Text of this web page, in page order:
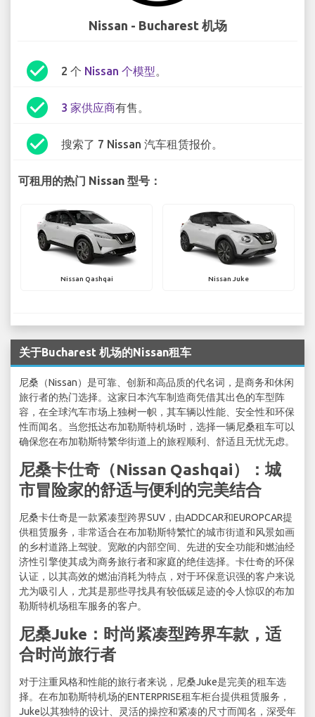
Nissan - Bucharest 机场
check_circle 2 个 Nissan 个模型。
check_circle 3 家供应商有售。
check_circle 搜索了 7 Nissan 汽车租赁报价。
可租用的热门 Nissan 型号：
Nissan Qashqai Nissan Juke
关于Bucharest 机场的Nissan租车
尼桑（Nissan）是可靠、创新和高品质的代名词，是商务和休闲
旅行者的热门选择。这家日本汽车制造商凭借其出色的车型阵
容，在全球汽车市场上独树一帜，其车辆以性能、安全性和环保
性而闻名。当您抵达布加勒斯特机场时，选择一辆尼桑租车可以
确保您在布加勒斯特繁华街道上的旅程顺利、舒适且无忧无虑。
尼桑卡仕奇（Nissan Qashqai）：城
市冒险家的舒适与便利的完美结合
尼桑卡仕奇是一款紧凑型跨界SUV，由ADDCAR和EUROPCAR提
供租赁服务，非常适合在布加勒斯特繁忙的城市街道和风景如画
的乡村道路上驾驶。宽敞的内部空间、先进的安全功能和燃油经
济性引擎使其成为商务旅行者和家庭的绝佳选择。卡仕奇的环保
认证，以其高效的燃油消耗为特点，对于环保意识强的客户来说
尤为吸引人，尤其是那些寻找具有较低碳足迹的令人惊叹的布加
勒斯特机场租车服务的客户。
尼桑Juke：时尚紧凑型跨界车款，适
合时尚旅行者
对于注重风格和性能的旅行者来说，尼桑Juke是完美的租车选
择。在布加勒斯特机场的ENTERPRISE租车柜台提供租赁服务，
Juke以其独特的设计、灵活的操控和紧凑的尺寸而闻名，深受年